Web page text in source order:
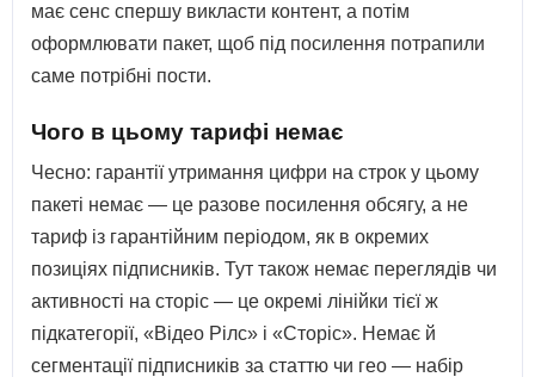
має сенс спершу викласти контент, а потім
оформлювати пакет, щоб під посилення потрапили
саме потрібні пости.
Чого в цьому тарифі немає
Чесно: гарантії утримання цифри на строк у цьому
пакеті немає — це разове посилення обсягу, а не
тариф із гарантійним періодом, як в окремих
позиціях підписників. Тут також немає переглядів чи
активності на сторіс — це окремі лінійки тієї ж
підкатегорії, «Відео Рілс» і «Сторіс». Немає й
сегментації підписників за статтю чи гео — набір